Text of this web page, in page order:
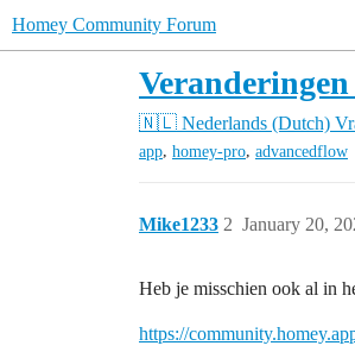
Homey Community Forum
🇳🇱 Nederlands (Dutch)
app, homey-pro, advancedflow
Mike1233 January 20,
2
Heb je misschien ook al in
https://